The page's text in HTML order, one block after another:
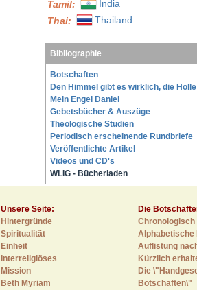
Tamil:
India
Thai:
Thailand
Bibliographie
Botschaften
Den Himmel gibt es wirklich, die
Mein Engel Daniel
Gebetsbücher & Auszüge
Theologische Studien
Periodisch erscheinende Rundbriefe
Veröffentlichte Artikel
Videos und CD's
WLIG - Bücherladen
Unsere Seite:
Hintergründe
Spiritualität
Einheit
Interreligiöses
Mission
Beth Myriam
Die
Alphabetische
Auflistung
Kürzlich
Die
Botschaften\"